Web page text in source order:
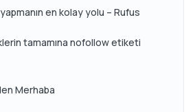
en kolay yolu – Rufus
tamamına nofollow etiketi
Merhaba